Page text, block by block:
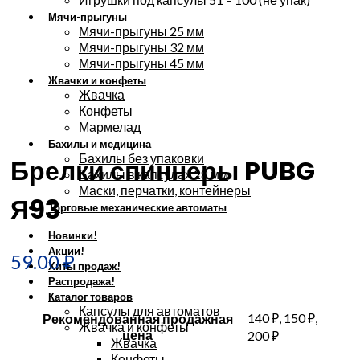
Мячи-прыгуны
Мячи-прыгуны 25 мм
Мячи-прыгуны 32 мм
Мячи-прыгуны 45 мм
Жвачки и конфеты
Жвачка
Конфеты
Мармелад
Бахилы и медицина
Бахилы без упаковки
Бахилы в капсулах 28 мм
Маски, перчатки, контейнеры
Торговые механические автоматы
Новинки!
Акции!
Хиты продаж!
Распродажа!
Каталог товаров
Капсулы для автоматов
Жвачка и конфеты
Жвачка
Увеличить
Брелки спиннеры PUBG
Я93
59.00₽
Рекомендованная продажная
цена
140 ₽, 150 ₽,
200 ₽